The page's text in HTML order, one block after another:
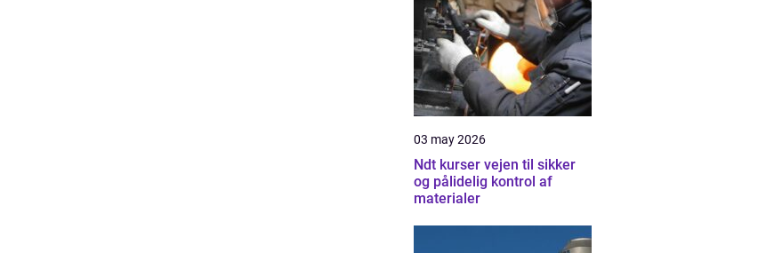
03 may 2026
Ndt kurser vejen til sikker
og pålidelig kontrol af
materialer